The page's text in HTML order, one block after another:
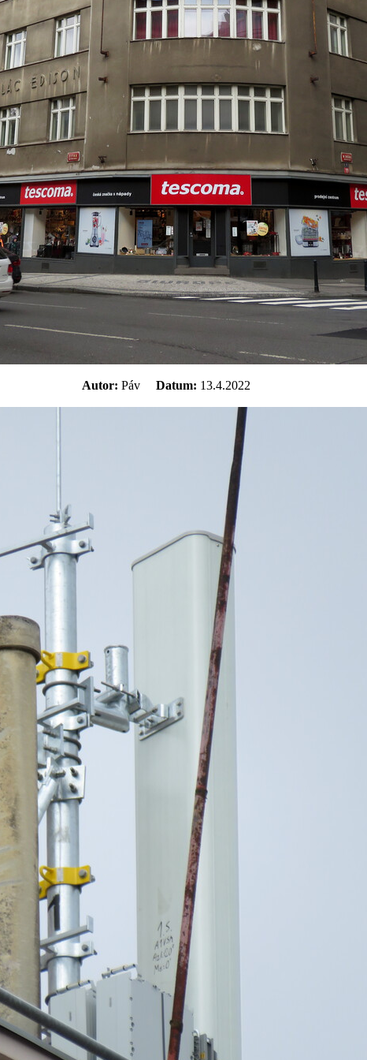
Autor: Páv Datum: 13.4.2022